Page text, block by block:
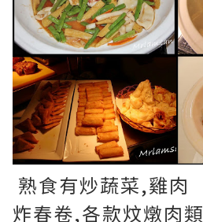
熟食有炒蔬菜,雞肉
炸春卷,各款炆燉肉類